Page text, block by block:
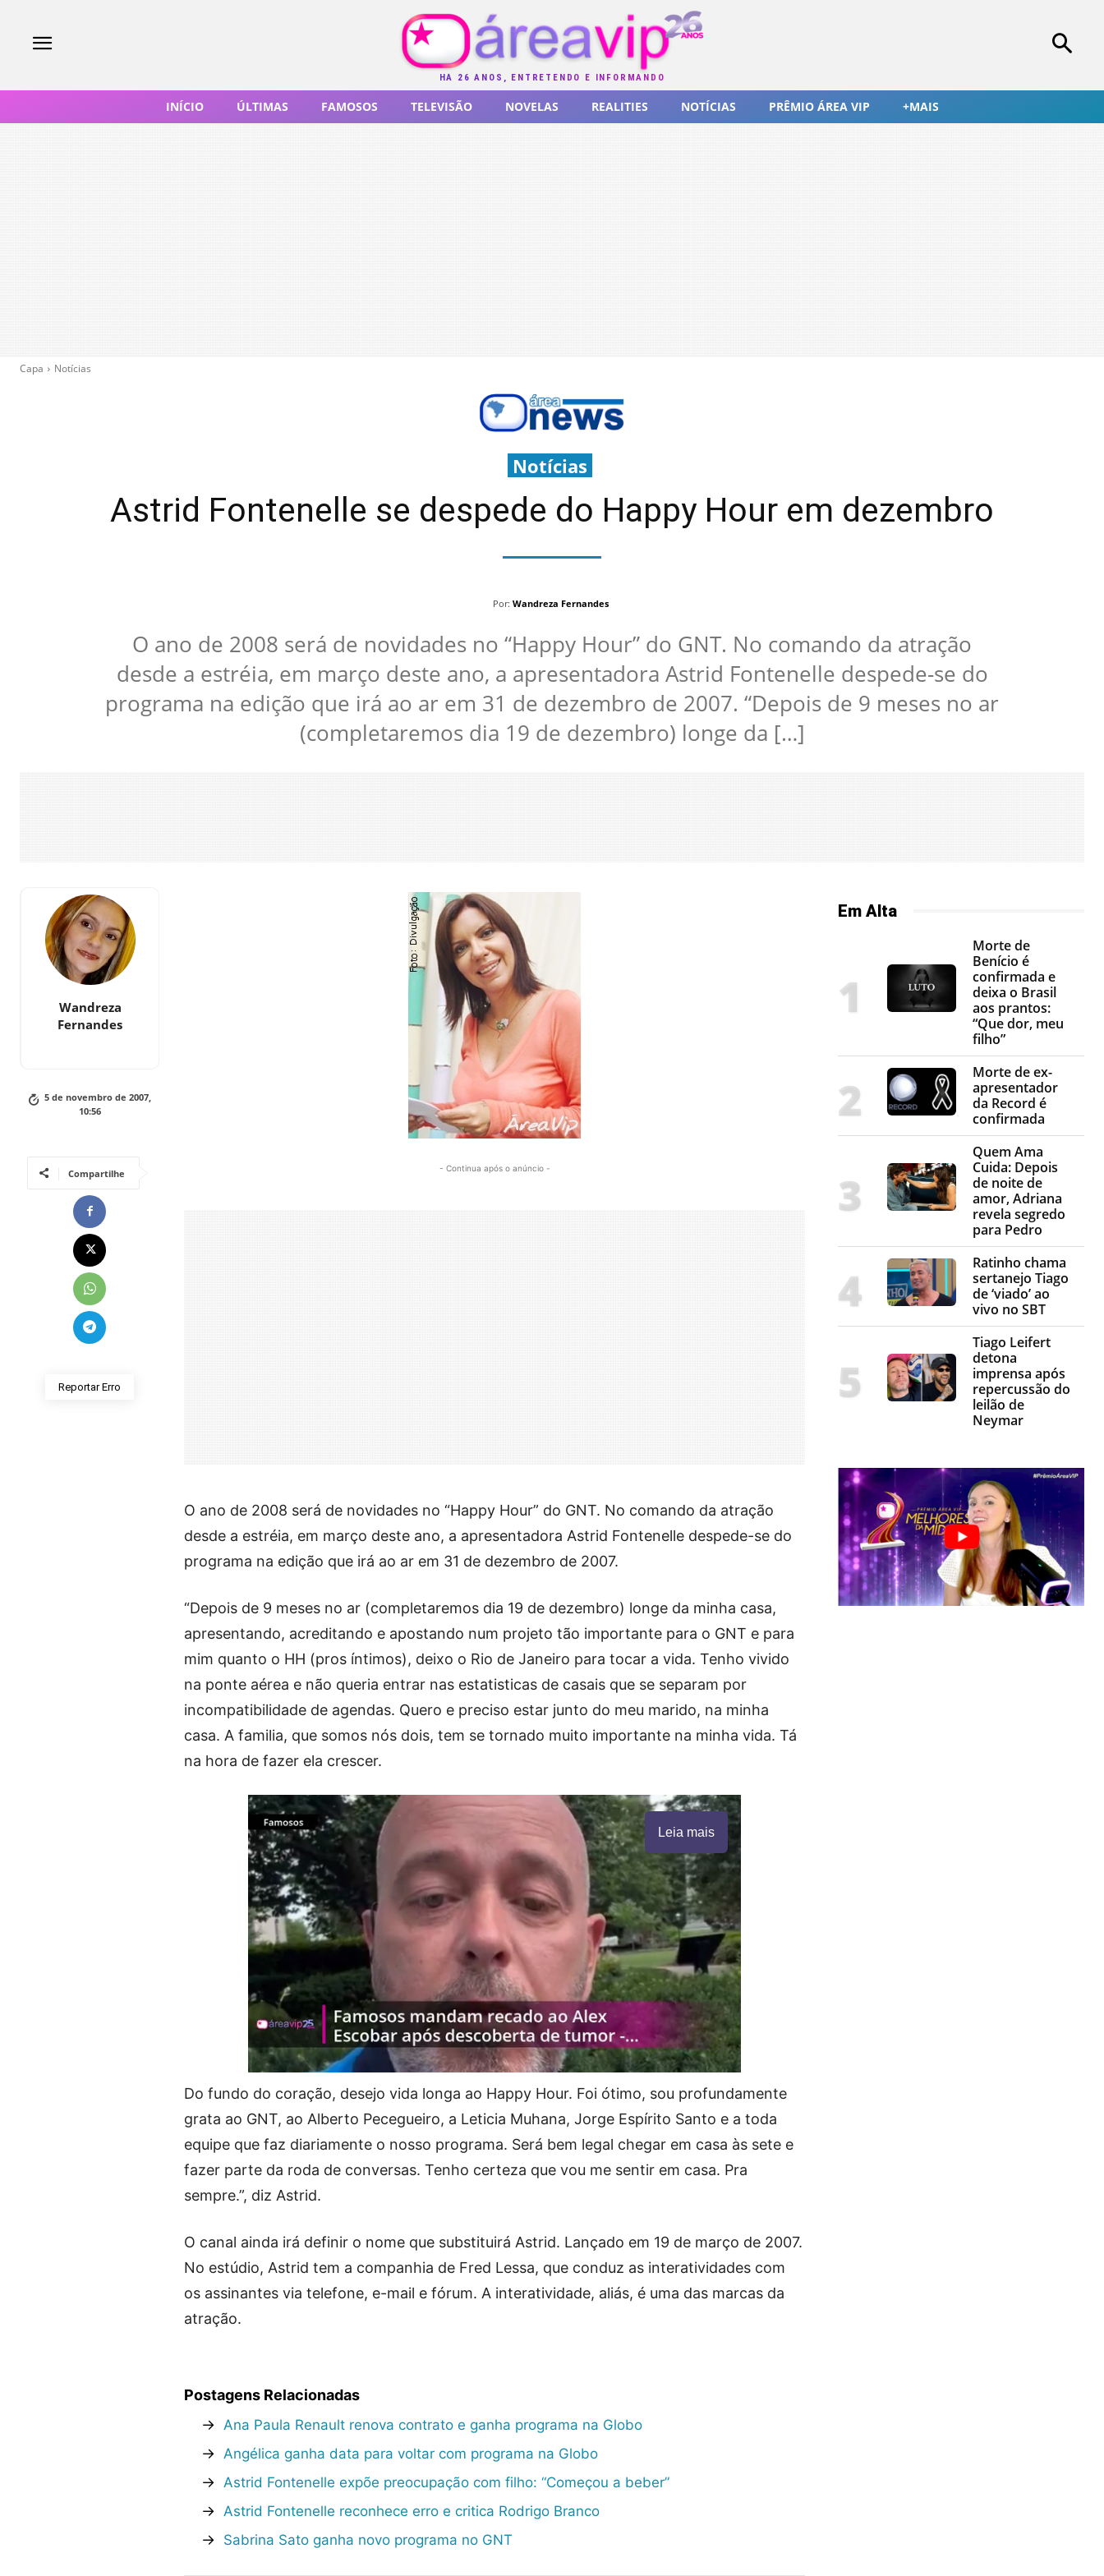
HÁ 26 ANOS, ENTRETENDO E INFORMANDO
INÍCIO ÚLTIMAS FAMOSOS TELEVISÃO NOVELAS REALITIES NOTÍCIAS PRÊMIO ÁREA VIP +MAIS
Capa Notícias
Notícias
Astrid Fontenelle se despede do Happy Hour em dezembro
Por: Wandreza Fernandes
O ano de 2008 será de novidades no “Happy Hour” do GNT. No comando da atração
desde a estréia, em março deste ano, a apresentadora Astrid Fontenelle despede-se do
programa na edição que irá ao ar em 31 de dezembro de 2007. “Depois de 9 meses no ar
(completaremos dia 19 de dezembro) longe da […]
Wandreza
Fernandes
5 de novembro de 2007,
10:56
Compartilhe
Reportar Erro
- Continua após o anúncio -
O ano de 2008 será de novidades no “Happy Hour” do GNT. No comando da atração
desde a estréia, em março deste ano, a apresentadora Astrid Fontenelle despede-se do
programa na edição que irá ao ar em 31 de dezembro de 2007.
“Depois de 9 meses no ar (completaremos dia 19 de dezembro) longe da minha casa,
apresentando, acreditando e apostando num projeto tão importante para o GNT e para
mim quanto o HH (pros íntimos), deixo o Rio de Janeiro para tocar a vida. Tenho vivido
na ponte aérea e não queria entrar nas estatisticas de casais que se separam por
incompatibilidade de agendas. Quero e preciso estar junto do meu marido, na minha
casa. A familia, que somos nós dois, tem se tornado muito importante na minha vida. Tá
na hora de fazer ela crescer.
Leia mais
Do fundo do coração, desejo vida longa ao Happy Hour. Foi ótimo, sou profundamente
grata ao GNT, ao Alberto Pecegueiro, a Leticia Muhana, Jorge Espírito Santo e a toda
equipe que faz diariamente o nosso programa. Será bem legal chegar em casa às sete e
fazer parte da roda de conversas. Tenho certeza que vou me sentir em casa. Pra
sempre.”, diz Astrid.
O canal ainda irá definir o nome que substituirá Astrid. Lançado em 19 de março de 2007.
No estúdio, Astrid tem a companhia de Fred Lessa, que conduz as interatividades com
os assinantes via telefone, e-mail e fórum. A interatividade, aliás, é uma das marcas da
atração.
Postagens Relacionadas
→ Ana Paula Renault renova contrato e ganha programa na Globo
→ Angélica ganha data para voltar com programa na Globo
→ Astrid Fontenelle expõe preocupação com filho: “Começou a beber”
→ Astrid Fontenelle reconhece erro e critica Rodrigo Branco
→ Sabrina Sato ganha novo programa no GNT
Em Alta
Morte de
Benício é
confirmada e
deixa o Brasil
aos prantos:
“Que dor, meu
filho”
Morte de ex-
apresentador
da Record é
confirmada
Quem Ama
Cuida: Depois
de noite de
amor, Adriana
revela segredo
para Pedro
Ratinho chama
sertanejo Tiago
de ‘viado’ ao
vivo no SBT
Tiago Leifert
detona
imprensa após
repercussão do
leilão de
Neymar